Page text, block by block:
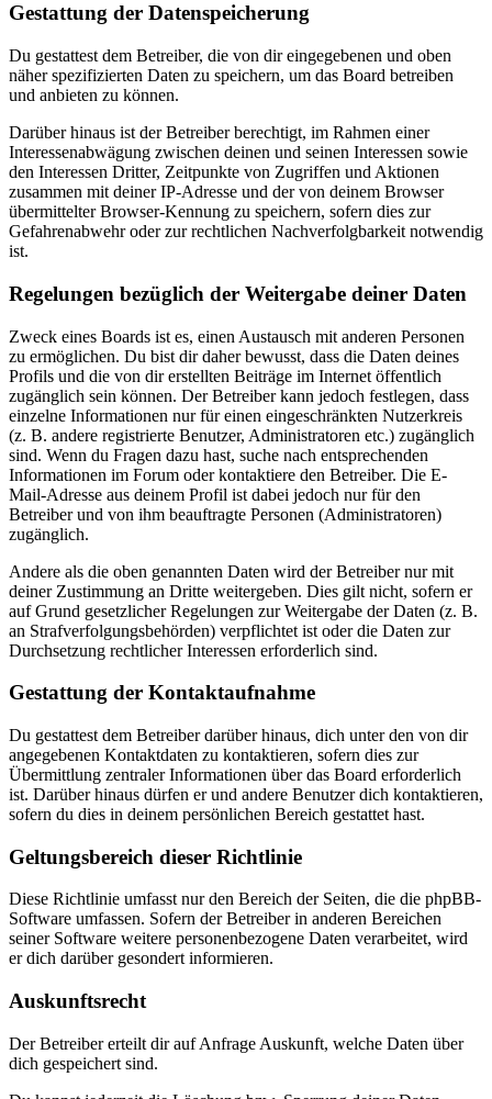
Gestattung der Datenspeicherung
Du gestattest dem Betreiber, die von dir eingegebenen und oben
näher spezifizierten Daten zu speichern, um das Board betreiben
und anbieten zu können.
Darüber hinaus ist der Betreiber berechtigt, im Rahmen einer
Interessenabwägung zwischen deinen und seinen Interessen sowie
den Interessen Dritter, Zeitpunkte von Zugriffen und Aktionen
zusammen mit deiner IP-Adresse und der von deinem Browser
übermittelter Browser-Kennung zu speichern, sofern dies zur
Gefahrenabwehr oder zur rechtlichen Nachverfolgbarkeit notwendig
ist.
Regelungen bezüglich der Weitergabe deiner Daten
Zweck eines Boards ist es, einen Austausch mit anderen Personen
zu ermöglichen. Du bist dir daher bewusst, dass die Daten deines
Profils und die von dir erstellten Beiträge im Internet öffentlich
zugänglich sein können. Der Betreiber kann jedoch festlegen, dass
einzelne Informationen nur für einen eingeschränkten Nutzerkreis
(z. B. andere registrierte Benutzer, Administratoren etc.) zugänglich
sind. Wenn du Fragen dazu hast, suche nach entsprechenden
Informationen im Forum oder kontaktiere den Betreiber. Die E-
Mail-Adresse aus deinem Profil ist dabei jedoch nur für den
Betreiber und von ihm beauftragte Personen (Administratoren)
zugänglich.
Andere als die oben genannten Daten wird der Betreiber nur mit
deiner Zustimmung an Dritte weitergeben. Dies gilt nicht, sofern er
auf Grund gesetzlicher Regelungen zur Weitergabe der Daten (z. B.
an Strafverfolgungsbehörden) verpflichtet ist oder die Daten zur
Durchsetzung rechtlicher Interessen erforderlich sind.
Gestattung der Kontaktaufnahme
Du gestattest dem Betreiber darüber hinaus, dich unter den von dir
angegebenen Kontaktdaten zu kontaktieren, sofern dies zur
Übermittlung zentraler Informationen über das Board erforderlich
ist. Darüber hinaus dürfen er und andere Benutzer dich kontaktieren,
sofern du dies in deinem persönlichen Bereich gestattet hast.
Geltungsbereich dieser Richtlinie
Diese Richtlinie umfasst nur den Bereich der Seiten, die die phpBB-
Software umfassen. Sofern der Betreiber in anderen Bereichen
seiner Software weitere personenbezogene Daten verarbeitet, wird
er dich darüber gesondert informieren.
Auskunftsrecht
Der Betreiber erteilt dir auf Anfrage Auskunft, welche Daten über
dich gespeichert sind.